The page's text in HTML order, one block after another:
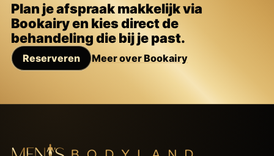
Plan je afspraak makkelijk via
Bookairy en kies direct de
behandeling die bij je past.
Reserveren Meer over Bookairy